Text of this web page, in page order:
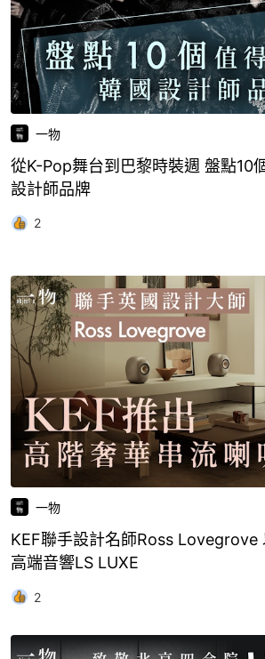
一物
從K-Pop舞台到巴黎時裝週 盤點10
設計師品牌
2
一物
KEF聯手設計名師Ross Lovegrove
高端音響LS LUXE
2